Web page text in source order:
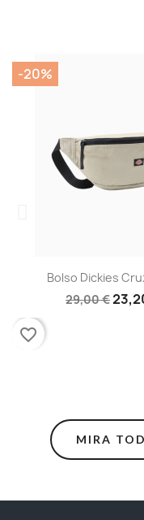
Bolso Dickies
29,00 €
-20%
favorite_border
MIRA